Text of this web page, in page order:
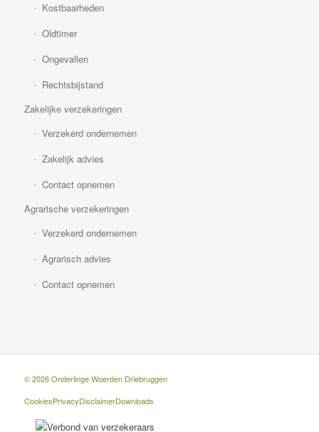
Kostbaarheden
Oldtimer
Ongevallen
Rechtsbijstand
Zakelijke verzekeringen
Verzekerd ondernemen
Zakelijk advies
Contact opnemen
Agrarische verzekeringen
Verzekerd ondernemen
Agrarisch advies
Contact opnemen
© 2026 Onderlinge Woerden Driebruggen
CookiesPrivacyDisclaimerDownloads